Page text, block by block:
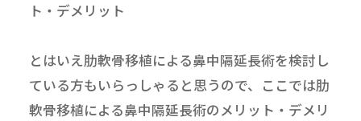
ト・デメリット
とはいえ肋軟骨移植による鼻中隔延長術を検討し
ている方もいらっしゃると思うので、ここでは肋
軟骨移植による鼻中隔延長術のメリット・デメリ